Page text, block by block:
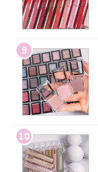
9
10